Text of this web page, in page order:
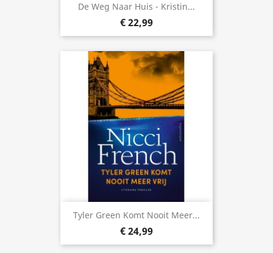
De Weg Naar Huis - Kristin...
€ 22,99
Tyler Green Komt Nooit Meer...
€ 24,99